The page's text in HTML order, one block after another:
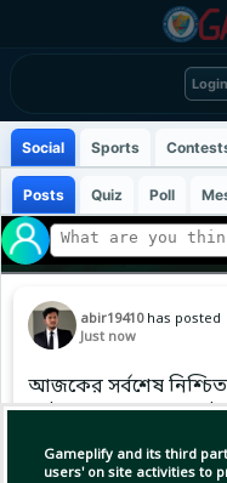
Login
Gameplify and its third
users' on site activities to
Social Sports
Posts Quiz Poll
abir19410 has posted
Just now
আজকের সর্বশেষ নিশ্চিত
ফাইনালে এয়ালা শেষ দুই
করেছেন, আজ বিশ্বজুড়ে
#WashingtonOpen